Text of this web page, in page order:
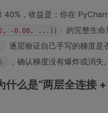
40%，收益是：你在
-0.08, ...]) 的完整生
逐层验证自己手写的梯度
，确认梯度没有爆炸或消失
么是“两层全连接